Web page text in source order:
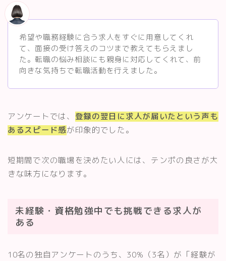
希望や職務経験に合う求人をすぐに用意してくれ
て、面接の受け答えのコツまで教えてもらえまし
た。転職の悩み相談にも親身に対応してくれて、前
向きな気持ちで転職活動を行えました。
アンケートでは、 登録の翌日に求人が届いたという声も
あるスピード感が印象的でした。
短期間で次の職場を決めたい人には、テンポの良さが大
きな味方になります。
未経験・資格勉強中でも挑戦できる求人が
ある
10名の独自アンケートのうち、30%（3名）が「経験が